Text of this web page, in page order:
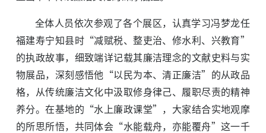
全体人员依次参观了各个展区，认真学习冯梦龙任
福建寿宁知县时“减赋税、整吏治、修水利、兴教育”
的执政故事，细致端详记载其廉洁理念的文献史料与实
物展品，深刻感悟他“以民为本、清正廉洁”的从政品
格，从传统廉洁文化中汲取修身律己、履职尽责的精神
养分。在基地的“水上廉政课堂”，大家结合实地观摩
的所思所悟，共同体会“水能载舟，亦能覆舟”这一千